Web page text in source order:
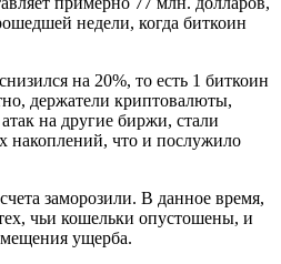
недели, когда биткоин
на 20%, то есть 1 биткоин
держатели криптовалюты,
на другие биржи, стали
накоплений, что и послужило
заморозили. В данное время,
чьи кошельки опустошены, и
ущерба.